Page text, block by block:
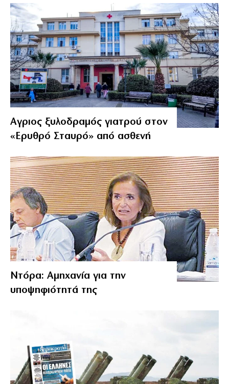
Αγριος ξυλοδραμός γιατρού στον
«Ερυθρό Σταυρό» από ασθενή
Ντόρα: Αμηχανία για την
υποψηφιότητά της